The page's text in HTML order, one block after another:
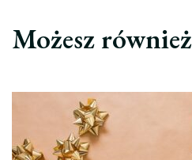
Możesz